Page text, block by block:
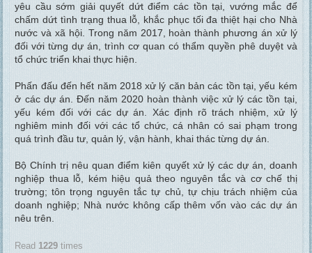
yêu cầu sớm giải quyết dứt điểm các tồn tại, vướng mắc để
chấm dứt tình trạng thua lỗ, khắc phục tối đa thiệt hại cho Nhà
nước và xã hội. Trong năm 2017, hoàn thành phương án xử lý
đối với từng dự án, trình cơ quan có thẩm quyền phê duyệt và
tổ chức triển khai thực hiện.
Phấn đấu đến hết năm 2018 xử lý căn bản các tồn tại, yếu kém
ở các dự án. Đến năm 2020 hoàn thành việc xử lý các tồn tại,
yếu kém đối với các dự án. Xác định rõ trách nhiệm, xử lý
nghiêm minh đối với các tổ chức, cá nhân có sai phạm trong
quá trình đầu tư, quản lý, vận hành, khai thác từng dự án.
Bộ Chính trị nêu quan điểm kiên quyết xử lý các dự án, doanh
nghiệp thua lỗ, kém hiệu quả theo nguyên tắc và cơ chế thị
trường; tôn trọng nguyên tắc tự chủ, tự chịu trách nhiệm của
doanh nghiệp; Nhà nước không cấp thêm vốn vào các dự án
nêu trên.
Read 1229 times